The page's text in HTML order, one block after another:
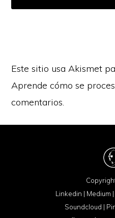
Este sitio usa Akismet
Aprende cómo se
comentarios.
Linkedin | Medium |
Soundcloud |